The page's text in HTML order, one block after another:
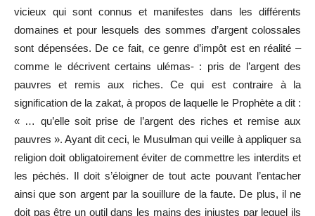
vicieux qui sont connus et manifestes dans les différents
domaines et pour lesquels des sommes d’argent colossales
sont dépensées. De ce fait, ce genre d’impôt est en réalité –
comme le décrivent certains ulémas- : pris de l’argent des
pauvres et remis aux riches. Ce qui est contraire à la
signification de la zakat, à propos de laquelle le Prophète a dit :
« … qu’elle soit prise de l’argent des riches et remise aux
pauvres ». Ayant dit ceci, le Musulman qui veille à appliquer sa
religion doit obligatoirement éviter de commettre les interdits et
les péchés. Il doit s’éloigner de tout acte pouvant l’entacher
ainsi que son argent par la souillure de la faute. De plus, il ne
doit pas être un outil dans les mains des injustes par lequel ils